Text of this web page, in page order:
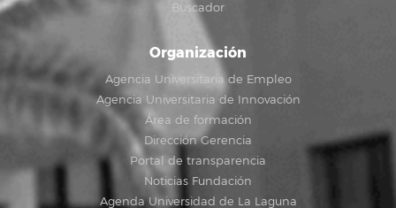
Buscador
Organización
Agencia Universitaria de Empleo
Agencia Universitaria de Innovación
Área de formación
Dirección Gerencia
Portal de transparencia
Noticias Fundación
Agenda Universidad de La Laguna